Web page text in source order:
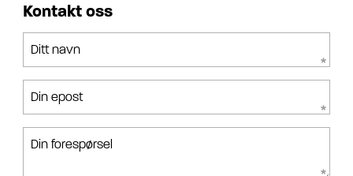
Kontakt oss
Ditt navn
Din epost
Din forespørsel